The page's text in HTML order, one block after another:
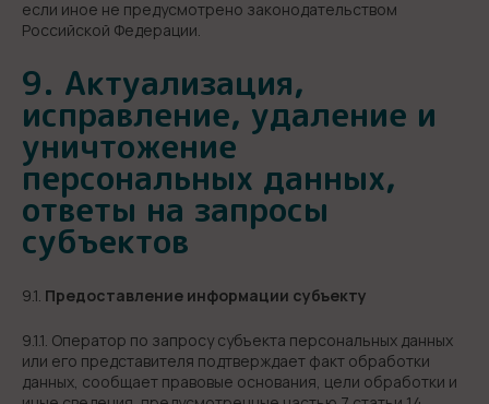
если иное не предусмотрено законодательством
Российской Федерации.
9. Актуализация,
исправление, удаление и
уничтожение
персональных данных,
ответы на запросы
субъектов
9.1. Предоставление информации субъекту
9.1.1. Оператор по запросу субъекта персональных данных
или его представителя подтверждает факт обработки
данных, сообщает правовые основания, цели обработки и